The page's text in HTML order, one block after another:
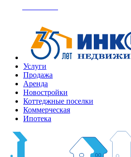
Услуги
Продажа
Аренда
Новостройки
Коттеджные поселки
Коммерческая
Ипотека